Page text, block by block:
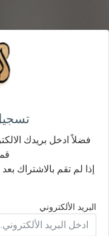
فضلاً ادخل بريدك
إذا لم تقم بالاشتراك
البريد الألكتروني